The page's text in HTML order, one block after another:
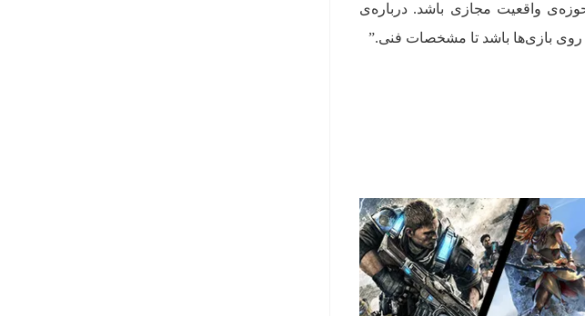
واقعیت مجازی باشد. درباره‌ی
بازی‌ها باشد تا مشخصات فنی.”